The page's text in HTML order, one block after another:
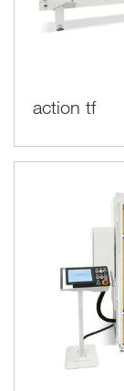
action tf